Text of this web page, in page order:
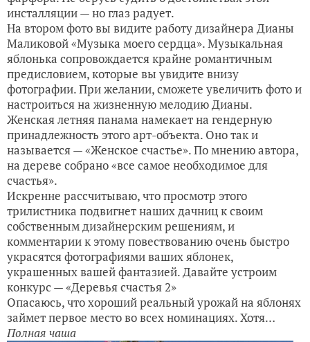
инсталляции — но глаз радует.
На втором фото вы видите работу дизайнера Дианы
Маликовой «Музыка моего сердца». Музыкальная
яблонька сопровождается крайне романтичным
предисловием, которые вы увидите внизу
фотографии. При желании, сможете увеличить фото и
настроиться на жизненную мелодию Дианы.
Женская летняя панама намекает на гендерную
принадлежность этого арт-объекта. Оно так и
называется — «Женское счастье». По мнению автора,
на дереве собрано «все самое необходимое для
счастья».
Искренне рассчитываю, что просмотр этого
трилистника подвигнет наших дачниц к своим
собственным дизайнерским решениям, и
комментарии к этому повествованию очень быстро
украсятся фотографиями ваших яблонек,
украшенных вашей фантазией. Давайте устроим
конкурс — «Деревья счастья 2»
Опасаюсь, что хороший реальный урожай на яблонях
займет первое место во всех номинациях. Хотя…
Полная чаша